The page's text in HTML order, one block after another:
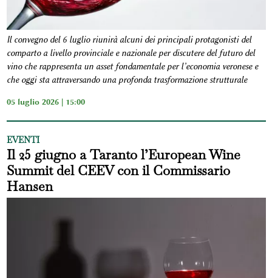
Il convegno del 6 luglio riunirà alcuni dei principali protagonisti del
comparto a livello provinciale e nazionale per discutere del futuro del
vino che rappresenta un asset fondamentale per l’economia veronese e
che oggi sta attraversando una profonda trasformazione strutturale
05 luglio 2026 | 15:00
EVENTI
Il 25 giugno a Taranto l’European Wine
Summit del CEEV con il Commissario
Hansen